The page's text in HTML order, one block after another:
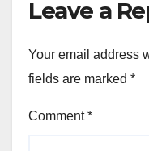
Leave a
Your email address
fields are marked *
Comment*